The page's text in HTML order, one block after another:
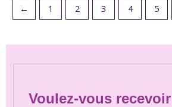
← 1 2 3 4 5
Voulez-vous